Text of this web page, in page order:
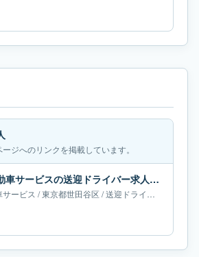
ジへのリンクを掲載しています。
株式会社電恒自動車サービスの送迎ドライバー求人｜東京都世田谷区
ービス /東京都世田谷区 /送迎ドライバー